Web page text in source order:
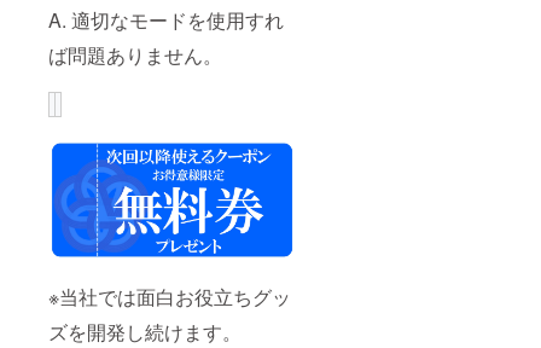
A. 適切なモードを使用すれ
ば問題ありません。
※当社では面白お役立ちグッ
ズを開発し続けます。